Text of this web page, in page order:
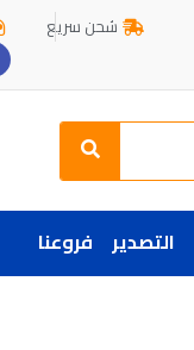
شحن سريع
Search
التصدير فروعنا